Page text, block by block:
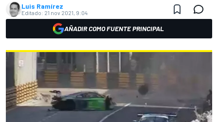
Luis Ramírez
Editado: 21 nov 2021, 9:04
AÑADIR COMO FUENTE PRINCIPAL